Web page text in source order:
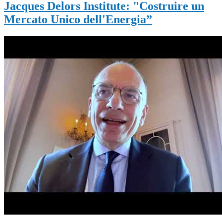
Jacques Delors Institute: "Costruire un
Mercato Unico dell'Energia”